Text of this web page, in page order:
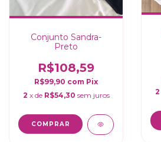
Conjunto Sandra-
Preto
R$108,59
R$99,90 com Pix
2 x de R$54,30 sem juros
COMPRAR
2